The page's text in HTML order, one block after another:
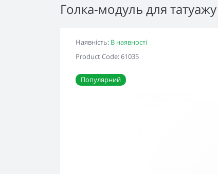
Голка-модуль для
Наявність: В наявності
Product Code: 61035
Популярний